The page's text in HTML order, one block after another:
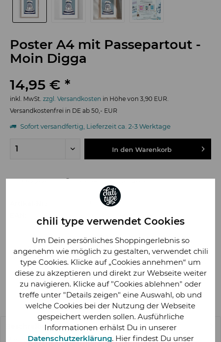
chili type verwendet Cookies
Um Dein persönliches Shoppingerlebnis so
angenehm wie möglich zu gestalten, verwendet chili
type Cookies. Klicke auf „Cookies annehmen“ um
diese zu akzeptieren und direkt zur Webseite weiter
zu navigieren. Klicke auf "Cookies ablehnen" oder
treffe unter "Details zeigen" eine Auswahl, ob und
welche Cookies bei der Nutzung der Webseite
gespeichert werden sollen. Ausführliche
Informationen erhälst Du in unserer
Datenschutzerklärung. Hier findest Du unser
Poster A4 mit Passepartout -
Moin Digga
14,95 € *
inkl. MwSt. zzgl. Versandkosten in Höhe von 3,90 EUR.
Versandkostenfrei in DE ab 50,- EUR
Sofort versandfertig, Lieferzeit ca. 2-3 Werktage
In den Warenkorb
Fragen zum Artikel?
109004
Beschreibung
Maritimer Posterdruck auf Premium-Naturpapier – Moin